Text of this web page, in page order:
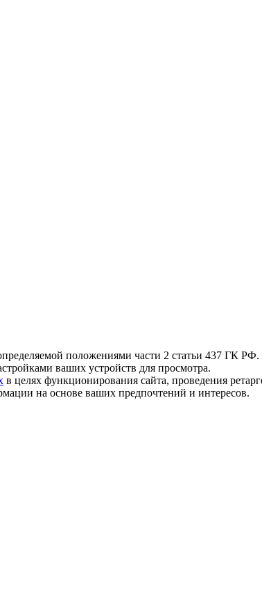
положениями части 2 статьи 437 ГК РФ.
ваших устройств для просмотра.
в целях функционирования сайта, проведения
на основе ваших предпочтений и интересов.